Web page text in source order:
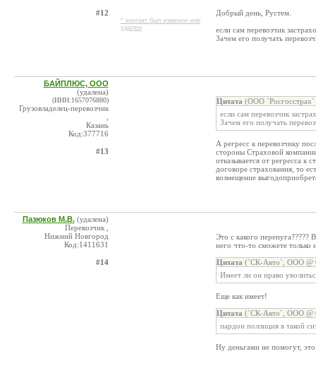
#12
* контакт был изменен или
удален
Добрый день, Рустем.
если сам перевозчик
Зачем его получать
БАЙПЛЮС, ООО
(удалена)
(ИНН:1657076880)
Грузовладелец-перевозчик
Казань
Код:377716
#13
Цитата (ООО
если сам перевозчик
Зачем его получать
А регресс к перевозчику
стороны Страховой
отказывается от регресса к
договоре страхования, то
возмещение
Пазюков М.В. (удалена)
Перевозчик ,
Нижний Новгород
Код:1411631
#14
Это с какого перепуга?????
него что-то сможете только
Цитата (`СК-Авто`, ООО @
Имеет ли он право
Еще как имеет!
Цитата (`СК-Авто`, ООО @
пардон поллиция в такой
Ну деньгами не помогут,